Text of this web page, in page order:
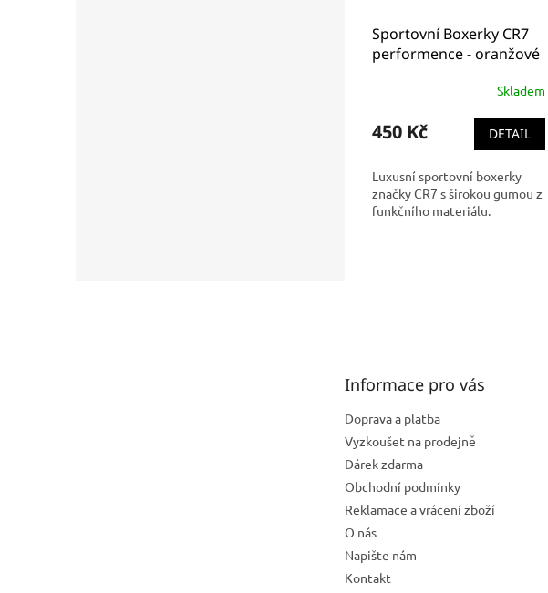
Sportovní Boxerky CR7
performence - oranžové
Skladem
450 Kč DETAIL
Luxusní sportovní boxerky
značky CR7 s širokou gumou z
funkčního materiálu.
Informace pro vás
Doprava a platba
Vyzkoušet na prodejně
Dárek zdarma
Obchodní podmínky
Reklamace a vrácení zboží
O nás
Napište nám
Kontakt